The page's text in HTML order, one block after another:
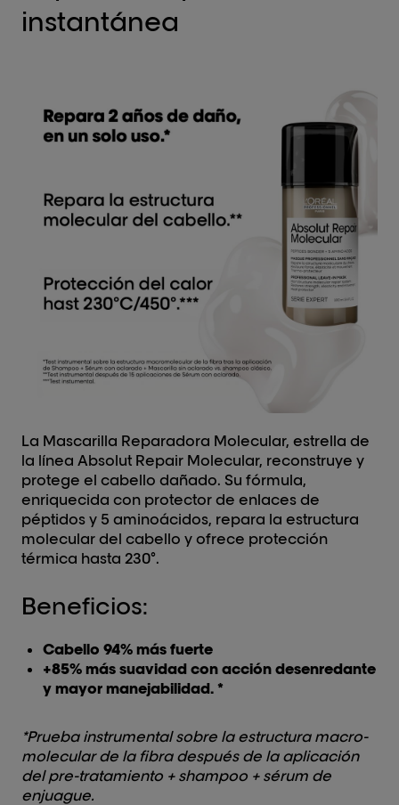
instantánea
La Mascarilla Reparadora Molecular, estrella de
la línea Absolut Repair Molecular, reconstruye y
protege el cabello dañado. Su fórmula,
enriquecida con protector de enlaces de
péptidos y 5 aminoácidos, repara la estructura
molecular del cabello y ofrece protección
térmica hasta 230°.
Beneficios:
Cabello 94% más fuerte
+85% más suavidad con acción desenredante
y mayor manejabilidad. *
*Prueba instrumental sobre la estructura macro-
molecular de la fibra después de la aplicación
del pre-tratamiento + shampoo + sérum de
enjuague.